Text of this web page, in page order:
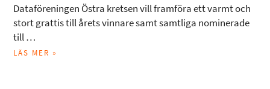
Dataföreningen Östra kretsen vill framföra ett varmt och
stort grattis till årets vinnare samt samtliga nominerade
till …
LÄS MER »